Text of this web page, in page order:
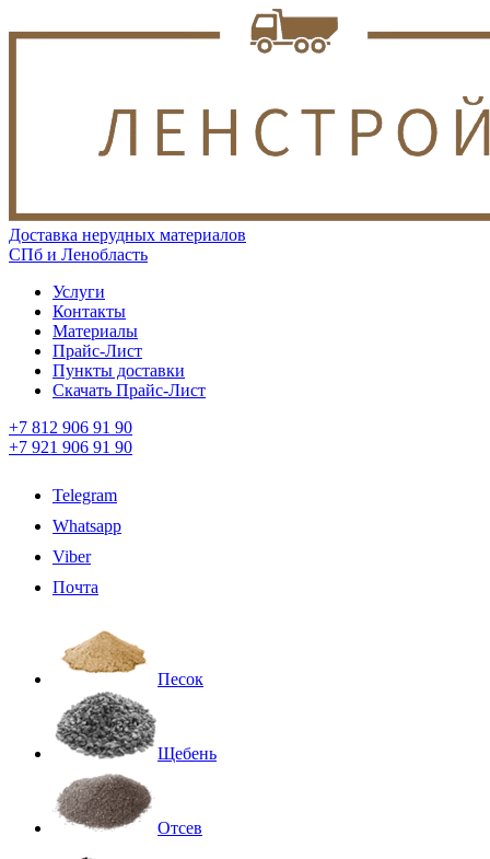
Доставка нерудных материалов
СПб и Ленобласть
Услуги
Контакты
Материалы
Прайс-Лист
Пункты доставки
Скачать Прайс-Лист
+7 812 906 91 90
+7 921 906 91 90
Telegram
Whatsapp
Viber
Почта
Песок
Щебень
Отсев